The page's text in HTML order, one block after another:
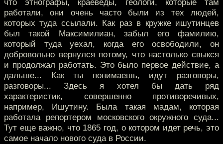
что этнографы, краеведы, геологи, которые там
работали, они очень часто были из тех людей,
которых туда ссылали. Как раз в кружке ишутинцев
был такой Максимилиан, забыл его фамилию,
который туда уехал, когда его освободили, он
добровольно вернулся потому, что настолько свыкся
и продолжал работать. Это было первое действие, а
дальше... Как ты понимаешь, идут разговоры,
разговоры... Здесь я хотел бы дать ряд
характеристик, совершенно противоречивых,
например, Ишутину. Была такая мадам, которая
работала репортером московского окружного суда...
Тут еще важно, что 1865 год, о котором идет речь, это
самое начало нового суда в России.